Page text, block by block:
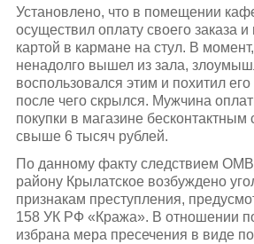
Установлено, что в помещении
осуществил оплату своего заказа и
картой в кармане на стул. В
ненадолго вышел из зала,
воспользовался этим и похитил его
после чего скрылся. Мужчина
покупки в магазине
свыше 6 тысяч рублей.
По данному факту следствием
району Крылатское возбуждено
признакам преступления,
158 УК РФ «Кража». В отношении
избрана мера пресечения в виде